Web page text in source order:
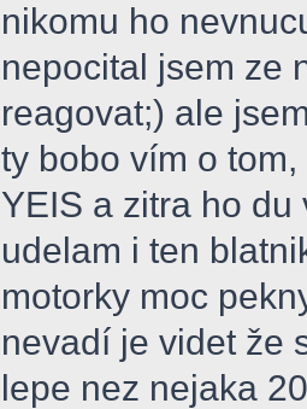
nikomu ho
nepocital jsem ze
reagovat;) ale
ty bobo vím o
YEIS a zitra ho
udelam i ten
motorky moc
nevadí je videt že
lepe nez nejaka